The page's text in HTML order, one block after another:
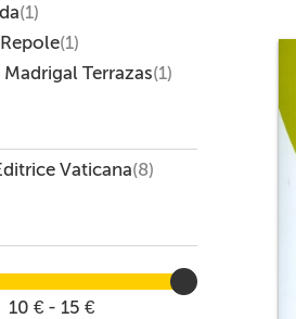
(1)
(1)
Terrazas(1)
Vaticana(8)
10 € - 15 €